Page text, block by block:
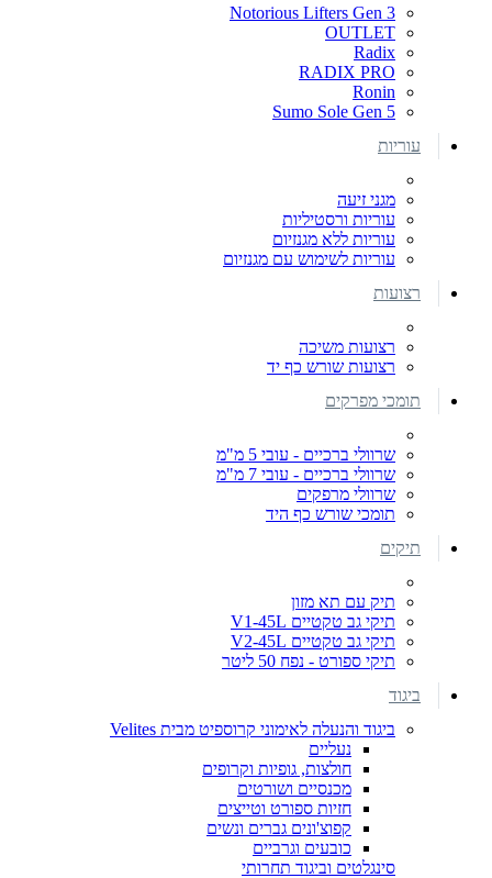
Notorious Lifters Gen 3
OUTLET
Radix
RADIX PRO
Ronin
Sumo Sole Gen 5
עוריות
מגני זיעה
עוריות ורסטיליות
עוריות ללא מגנזיום
עוריות לשימוש עם מגנזיום
רצועות
רצועות משיכה
רצועות שורש כף יד
תומכי מפרקים
שרוולי ברכיים - עובי 5 מ"מ
שרוולי ברכיים - עובי 7 מ"מ
שרוולי מרפקים
תומכי שורש כף היד
תיקים
תיק עם תא מזון
תיקי גב טקטיים V1-45L
תיקי גב טקטיים V2-45L
תיקי ספורט - נפח 50 ליטר
ביגוד
ביגוד והנעלה לאימוני קרוספיט מבית Velites
נעליים
חולצות, גופיות וקרופים
מכנסיים ושורטים
חזיות ספורט וטייצים
קפוצ'ונים גברים ונשים
כובעים וגרביים
סינגלטים וביגוד תחרותי